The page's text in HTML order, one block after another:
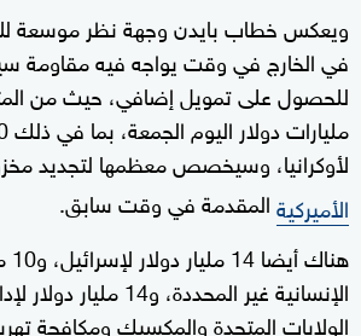
ويعكس خطاب بايدن وجهة نظر موسعة
في الخارج في وقت يواجه فيه مقاومة
لأوكرانيا، وسيخصص معظمها لتجديد
الأميركيةالمقدمة في وقت سابق.
الإنسانية غير المحددة، و14